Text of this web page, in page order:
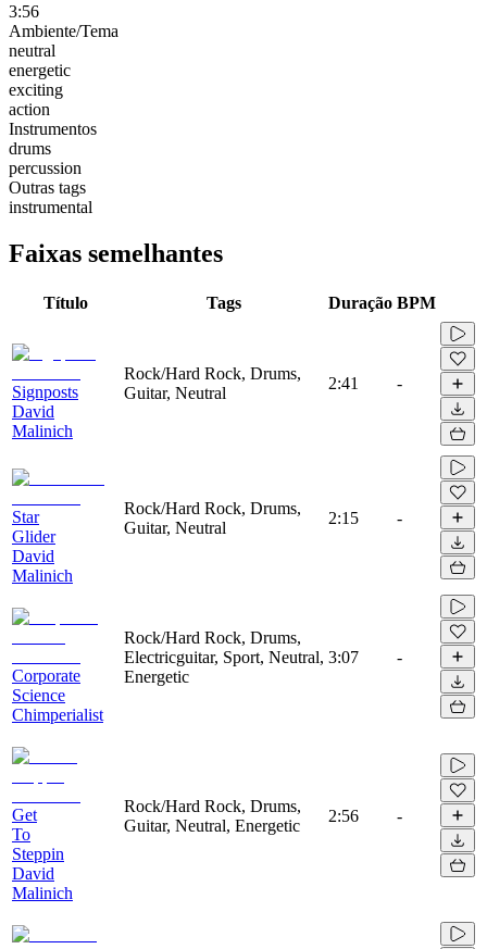
3:56
Ambiente/Tema
neutral
energetic
exciting
action
Instrumentos
drums
percussion
Outras tags
instrumental
Faixas semelhantes
Título Tags Duração BPM
Signposts
David
Malinich
Rock/Hard Rock, Drums,
Guitar, Neutral
2:41 -
Star
Glider
David
Malinich
Rock/Hard Rock, Drums,
Guitar, Neutral
2:15 -
Corporate
Science
Chimperialist
Rock/Hard Rock, Drums,
Electricguitar, Sport, Neutral,
Energetic
3:07 -
Get
To
Steppin
David
Malinich
Rock/Hard Rock, Drums,
Guitar, Neutral, Energetic
2:56 -